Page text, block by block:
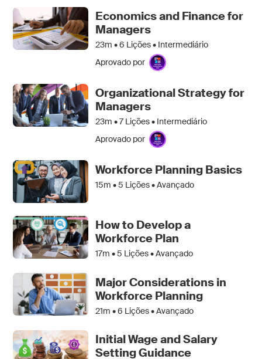
Economics and Finance for
Managers
23m •6 Lições • Intermediário
Aprovado por
Organizational Strategy for
Managers
23m •7Lições • Intermediário
Aprovado por
Workforce Planning Basics
15m •5 Lições • Avançado
How to Develop a
Workforce Plan
17m •5 Lições • Avançado
Major Considerations in
Workforce Planning
21m •6 Lições • Avançado
Initial Wage and Salary
Setting Guidance